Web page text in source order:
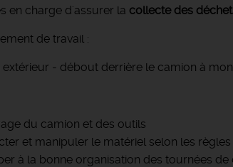
en charge d'assurer la collecte des
de travail :
extérieur - débout derrière le camion à
du camion et des outils
et manipuler le matériel selon les
à la bonne organisation des tournées